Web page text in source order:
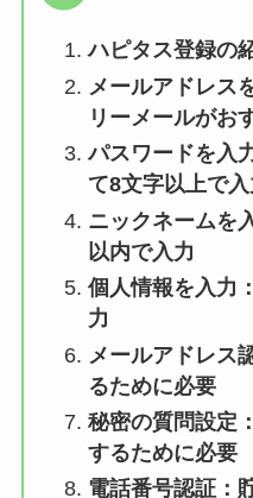
ハピタス登録の
メールアドレス
リーメールがお
パスワードを入
て8文字以上で入
ニックネームを
以内で入力
個人情報を入力
力
メールアドレス
るために必要
秘密の質問設定
するために必要
電話番号認証：